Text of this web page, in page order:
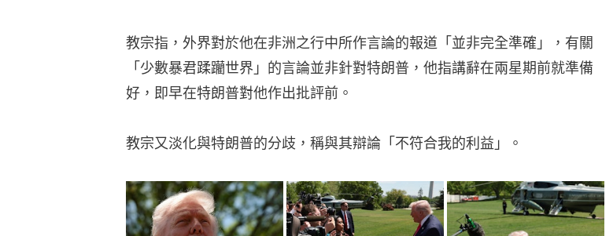
教宗指，外界對於他在非洲之行中所作言論的報道「並非完全準確」，有關
「少數暴君蹂躪世界」的言論並非針對特朗普，他指講辭在兩星期前就準備
好，即早在特朗普對他作出批評前。
教宗又淡化與特朗普的分歧，稱與其辯論「不符合我的利益」。